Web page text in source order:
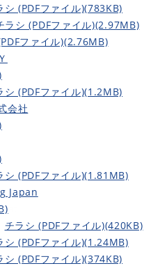
シ (PDFファイル)(783KB)
ラシ (PDFファイル)(2.97MB)
ファイル)(2.76MB)
シ (PDFファイル)(1.2MB)
会社
シ (PDFファイル)(1.81MB)
Japan​
チラシ (PDFファイル)(420KB)
シ (PDFファイル)(1.24MB)
シ (PDFファイル)(374KB)